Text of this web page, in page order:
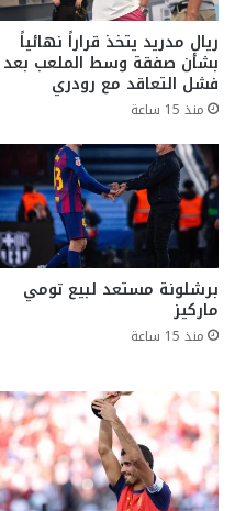
ريال مدريد يتخذ قراراً نهائياً
بشأن صفقة وسط الملعب بعد
فشل التعاقد مع رودري
منذ 15 ساعة
برشلونة مستعد لبيع تومي
ماركيز
منذ 15 ساعة